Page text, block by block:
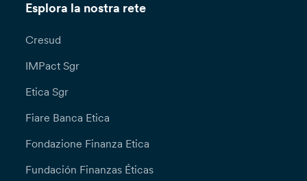
Esplora la nostra rete
Cresud
IMPact Sgr
Etica Sgr
Fiare Banca Etica
Fondazione Finanza Etica
Fundación Finanzas Éticas